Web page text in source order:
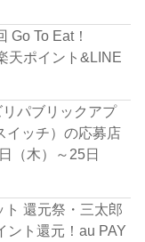
Go To Eat！
天ポイント&LINE
リパブリックアプ
イッチ）の応募店
（木）～25日
ト 還元祭・三太郎
ント還元！au PAY